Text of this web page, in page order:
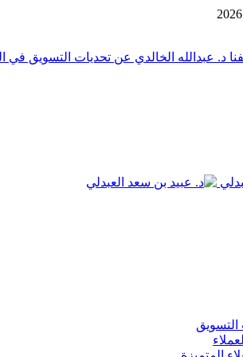
د. عبدالله الخالدي عن تحديات التسويق في
التسويق